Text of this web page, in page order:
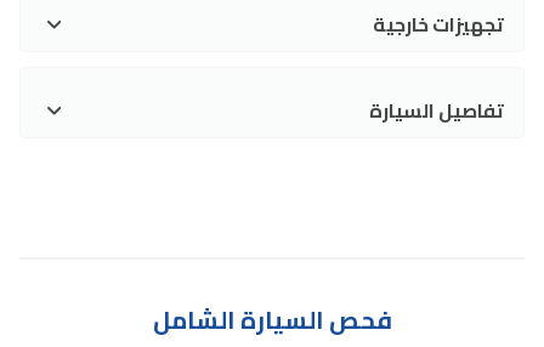
تجهيزات خارجية
تفاصيل السيارة
فحص السيارة الشامل